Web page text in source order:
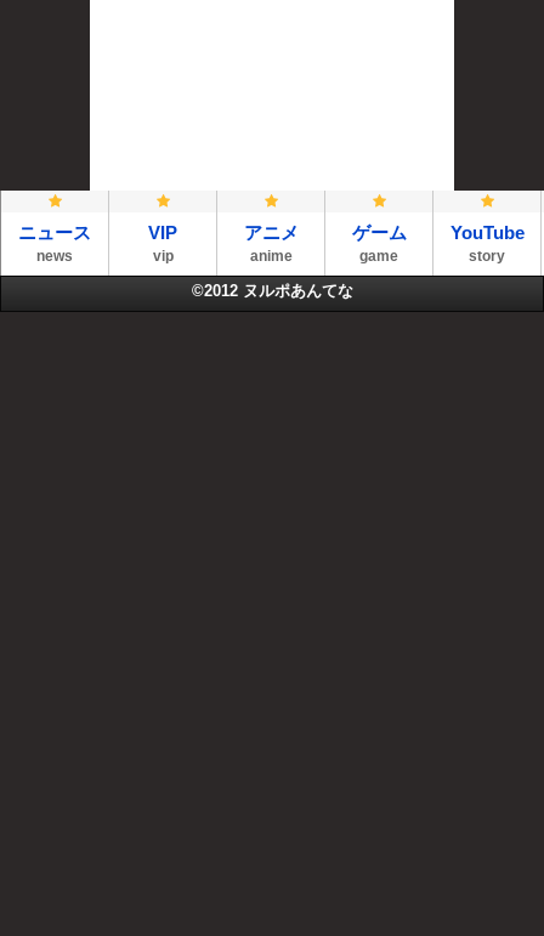
ニュース
news
VIP
vip
アニメ
anime
ゲーム
game
YouTube
story
©2012 ヌルポあんてな